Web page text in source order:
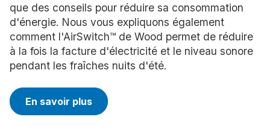
que des conseils pour réduire sa consommation
d'énergie. Nous vous expliquons également
comment l'AirSwitch™ de Wood permet de réduire
à la fois la facture d'électricité et le niveau sonore
pendant les fraîches nuits d'été.
En savoir plus